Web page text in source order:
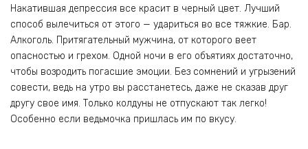
Накатившая депрессия все красит в черный цвет. Лучший
способ вылечиться от этого — удариться во все тяжкие. Бар.
Алкоголь. Притягательный мужчина, от которого веет
опасностью и грехом. Одной ночи в его объятиях достаточно,
чтобы возродить погасшие эмоции. Без сомнений и угрызений
совести, ведь на утро вы расстанетесь, даже не сказав друг
другу свое имя. Только колдуны не отпускают так легко!
Особенно если ведьмочка пришлась им по вкусу.